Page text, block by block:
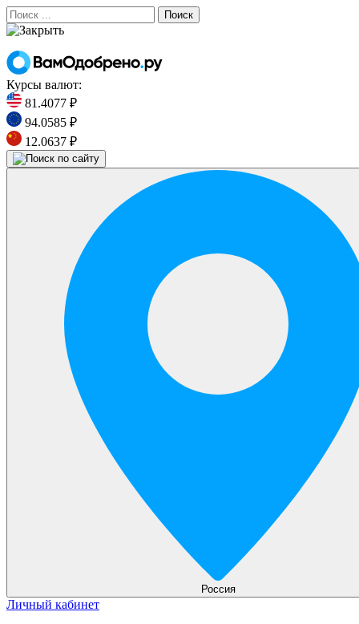
Поиск
Курсы валют:
81.4077 ₽
94.0585 ₽
12.0637 ₽
Россия
Личный кабинет